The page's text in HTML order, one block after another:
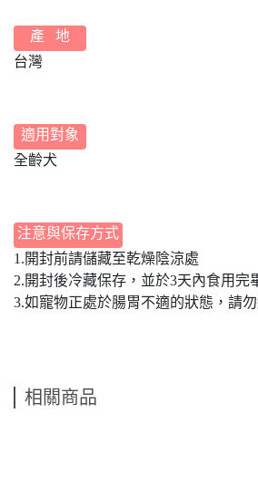
產 地
台灣
適用對象
全齡犬
注意與保存方式
1.開封前請儲藏至乾燥陰涼處
2.開封後冷藏保存，並於3天內食用完
3.如寵物正處於腸胃不適的狀態，請
相關商品